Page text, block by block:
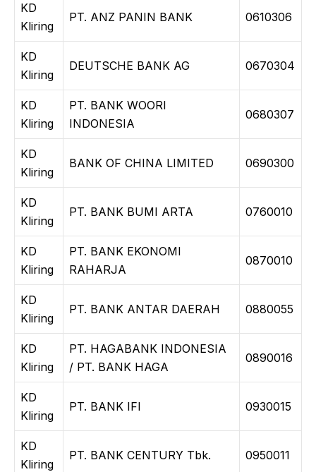
KD
Kliring
PT. ANZ PANIN BANK 0610306
KD
Kliring
DEUTSCHE BANK AG 0670304
KD
Kliring
PT. BANK WOORI
INDONESIA
0680307
KD
Kliring
BANK OF CHINA LIMITED 0690300
KD
Kliring
PT. BANK BUMI ARTA 0760010
KD
Kliring
PT. BANK EKONOMI
RAHARJA
0870010
KD
Kliring
PT. BANK ANTAR DAERAH 0880055
KD
Kliring
PT. HAGABANK INDONESIA
/ PT. BANK HAGA
0890016
KD
Kliring
PT. BANK IFI 0930015
KD
Kliring
PT. BANK CENTURY Tbk. 0950011